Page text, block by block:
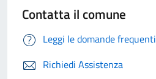
Contatta il comune
Leggi le domande frequenti
Richiedi Assistenza